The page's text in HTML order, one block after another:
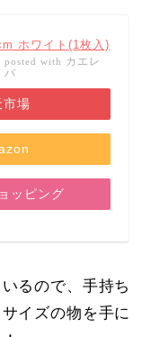
ホワイト(1枚入)
posted with カエレ
バ
市場
ッピング
るので、手持ち
イズの物を手に